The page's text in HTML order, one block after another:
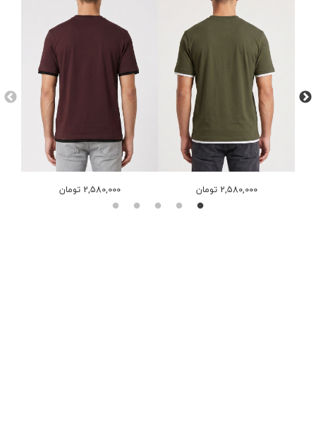
2,580,000 تومان 2,580,000 تومان